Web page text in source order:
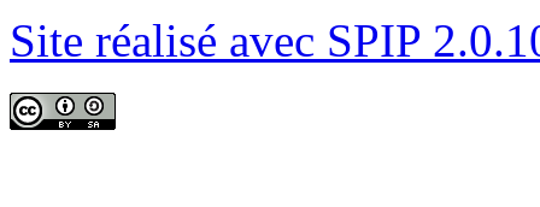
Site réalisé avec SPIP